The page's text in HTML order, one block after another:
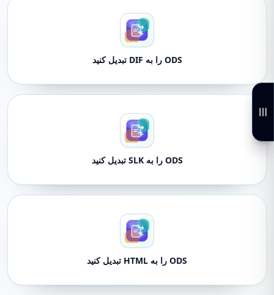
ODS را به DIF تبدیل کنید
ODS را به SLK تبدیل کنید
ODS را به HTML تبدیل کنید